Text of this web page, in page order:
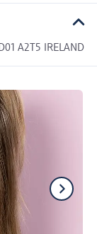
A2T5 IRELAND